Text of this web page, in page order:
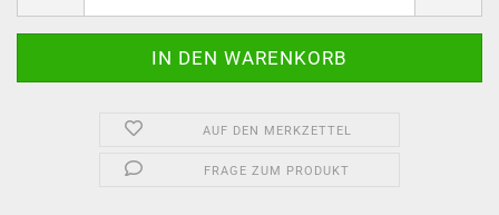
AUF DEN MERKZETTEL
FRAGE ZUM PRODUKT